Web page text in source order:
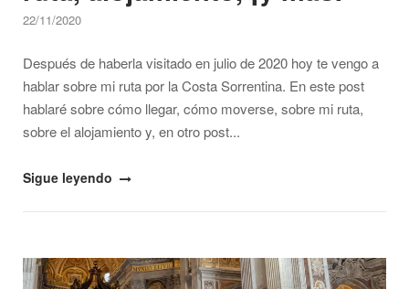
22/11/2020
Después de haberla visitado en julio de 2020 hoy te vengo a
hablar sobre mi ruta por la Costa Sorrentina. En este post
hablaré sobre cómo llegar, cómo moverse, sobre mi ruta,
sobre el alojamiento y, en otro post...
"Ruta
Sorrentina:
Sigue leyendo
Open post